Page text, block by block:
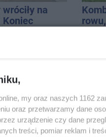
na
Koniec
pasażerów
na
my oraz naszych 1162
oraz przetwarzamy dane
urządzenie czy dane
treści, pomiar reklam i